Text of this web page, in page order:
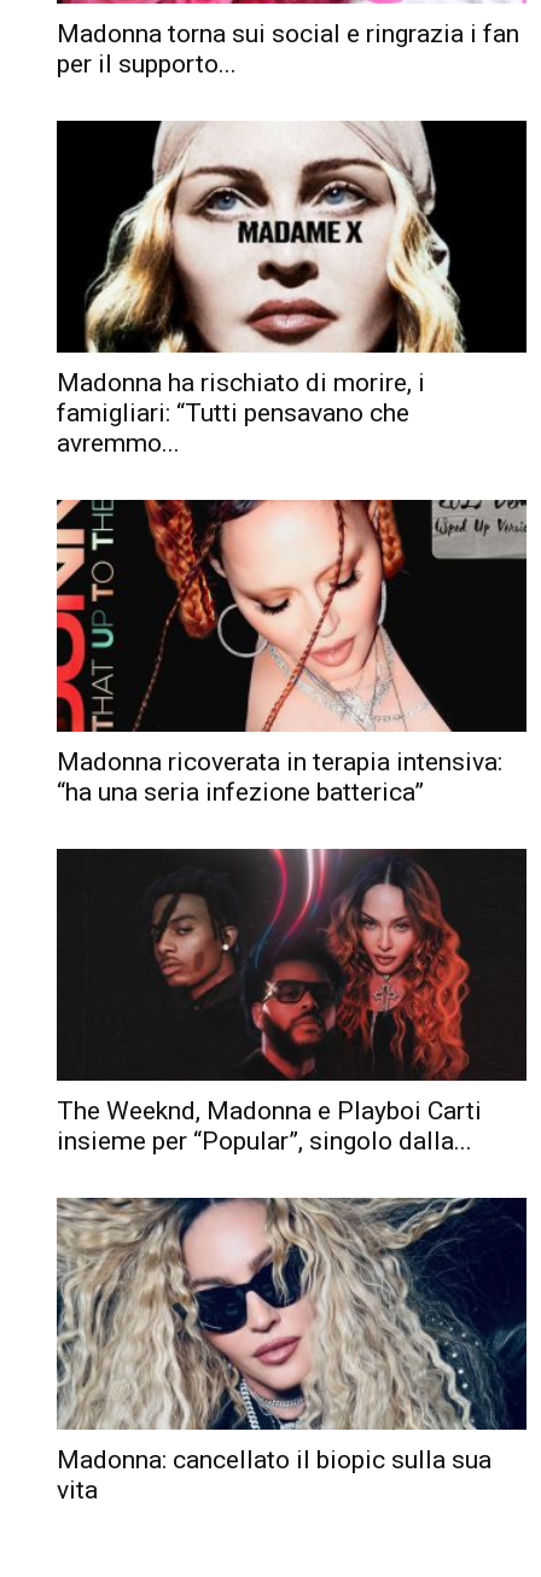
Madonna torna sui social e ringrazia i fan
per il supporto...
Madonna ha rischiato di morire, i
famigliari: “Tutti pensavano che
avremmo...
Madonna ricoverata in terapia intensiva:
“ha una seria infezione batterica”
The Weeknd, Madonna e Playboi Carti
insieme per “Popular”, singolo dalla...
Madonna: cancellato il biopic sulla sua
vita